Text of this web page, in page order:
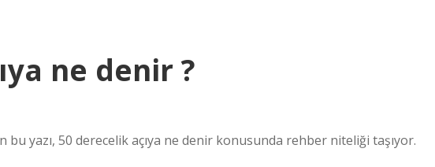
ne denir ?
yazı, 50 derecelik açıya ne denir konusunda rehber niteliği taşıyor.